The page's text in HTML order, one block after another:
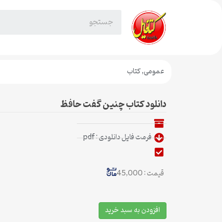
عمومی,کتاب
دانلود کتاب چنین گفت حافظ
فرمت فایل دانلودی : pdf
قیمت : 45,000
افزودن به سبد خرید